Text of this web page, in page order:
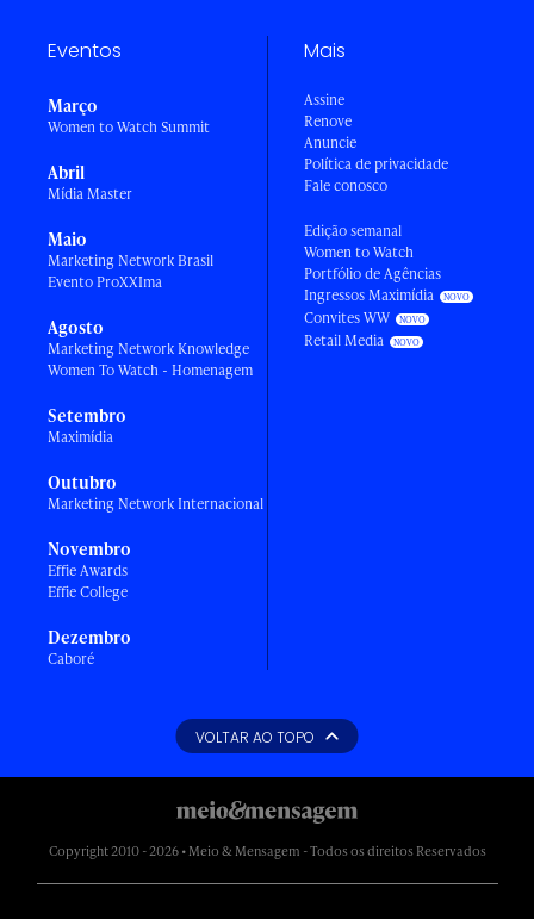
Eventos
Março
Women to Watch Summit
Abril
Mídia Master
Maio
Marketing Network Brasil
Evento ProXXIma
Agosto
Marketing Network Knowledge
Women To Watch - Homenagem
Setembro
Maximídia
Outubro
Marketing Network Internacional
Novembro
Effie Awards
Effie College
Dezembro
Caboré
Mais
Assine
Renove
Anuncie
Política de privacidade
Fale conosco
Edição semanal
Women to Watch
Portfólio de Agências
Ingressos Maximídia
Convites WW
Retail Media
VOLTAR AO TOPO
Copyright 2010 - 2026 • Meio & Mensagem - Todos os direitos Reservados